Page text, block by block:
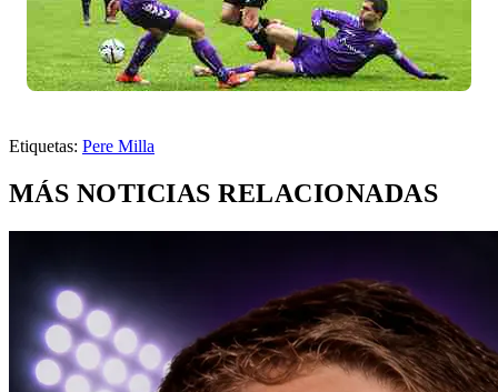
Etiquetas: Pere Milla
MÁS NOTICIAS RELACIONADAS